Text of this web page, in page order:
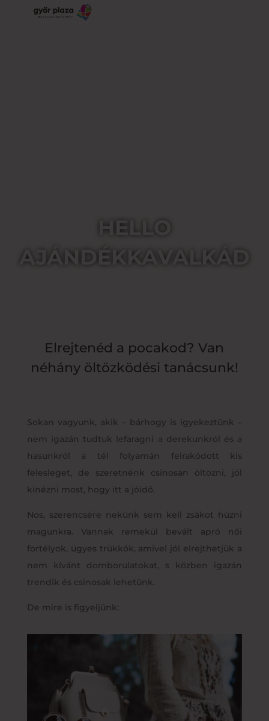
HELLO
AJÁNDÉKKAVALKÁD
Elrejtenéd a pocakod? Van
néhány öltözködési tanácsunk!
Sokan vagyunk, akik – bárhogy is igyekeztünk –
nem igazán tudtuk lefaragni a derekunkról és a
hasunkról a tél folyamán felrakódott kis
felesleget, de szeretnénk csinosan öltözni, jól
kinézni most, hogy itt a jóidő.
Nos, szerencsére nekünk sem kell zsákot húzni
magunkra. Vannak remekül bevált apró női
fortélyok, ügyes trükkök, amivel jól elrejthetjük a
nem kívánt domborulatokat, s közben igazán
trendik és csinosak lehetünk.
De mire is figyeljünk: